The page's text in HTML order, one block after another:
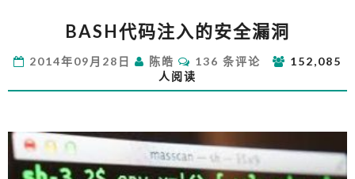
代
注
入
全
漏
洞
BASH代码注入的安全漏洞
2014年09月28日 陈皓
评
论
136 条评论
152,085
人阅读